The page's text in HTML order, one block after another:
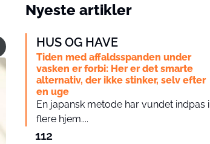
Nyeste artikler
HUS OG HAVE
Tiden med affaldsspanden under
vasken er forbi: Her er det smarte
alternativ, der ikke stinker, selv efter
en uge
En japansk metode har vundet indpas i
flere hjem....
112